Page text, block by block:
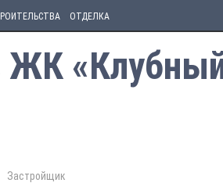
ОТДЕЛКА
Застройщик